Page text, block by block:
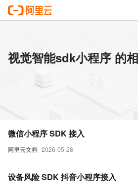
视觉智能sdk小程序 的
阿里云文档 2026-05-28
微信小程序 SDK 接入
设备风险 SDK 抖音小程序接入